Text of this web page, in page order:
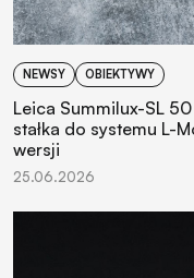
NEWSY OBIEKTYWY
Leica Summilux-SL
stałka do systemu L-
wersji
25.06.2026